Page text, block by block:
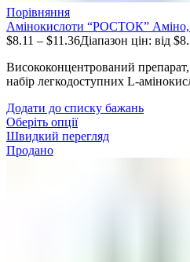
Порівняння
Амінокислоти “РОСТОК” Аміно,
$8.11 – $11.36Діапазон цін: від
Висококонцентрований
набір легкодоступних L-
Додати до списку бажань
Оберіть опції
Швидкий перегляд
Продано